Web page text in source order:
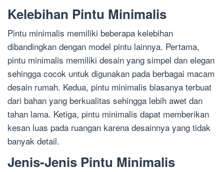
Kelebihan Pintu Minimalis
Pintu minimalis memiliki beberapa kelebihan
dibandingkan dengan model pintu lainnya. Pertama,
pintu minimalis memiliki desain yang simpel dan elegan
sehingga cocok untuk digunakan pada berbagai macam
desain rumah. Kedua, pintu minimalis biasanya terbuat
dari bahan yang berkualitas sehingga lebih awet dan
tahan lama. Ketiga, pintu minimalis dapat memberikan
kesan luas pada ruangan karena desainnya yang tidak
banyak detail.
Jenis-Jenis Pintu Minimalis